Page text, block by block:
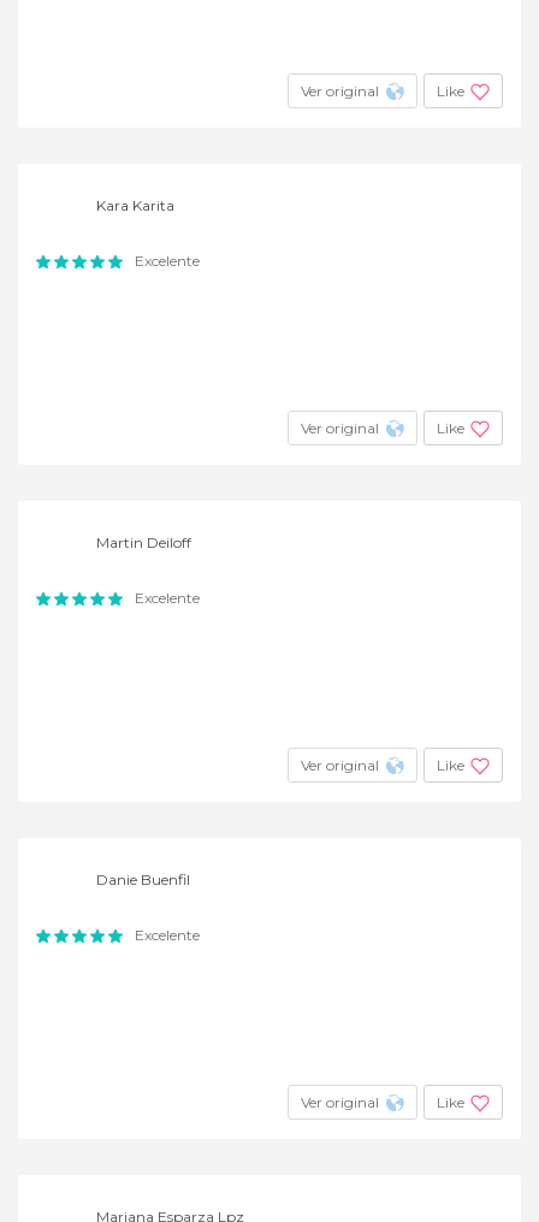
Ver original Like
Kara Karita
Excelente
Ver original Like
Martin Deiloff
Excelente
Ver original Like
Danie Buenfil
Excelente
Ver original Like
Mariana Esparza Lpz